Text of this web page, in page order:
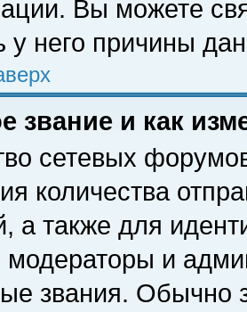
Вы можете
у него причины
звание и как
сетевых
количества
а также для
и
звания. Обычно